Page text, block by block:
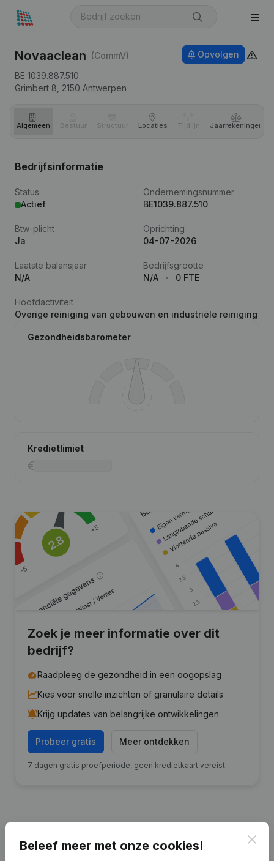
Novaaclean (CommV)
BE 1039.887.510
Grimbert 8, 2150 Antwerpen
Opvolgen
Algemeen Bestuur Structuur Locaties Tijdlijn Jaar­rekeningen
Bedrijfsinformatie
Status
Actief
Ondernemingsnummer
BE1039.887.510
Btw-plicht
Ja
Oprichting
04-07-2026
Laatste balansjaar
N/A
Bedrijfsgrootte
N/A
0 FTE
Hoofdactiviteit
Overige reiniging van gebouwen en industriële reiniging
Gezondheidsbarometer
Kredietlimiet
Zoek je meer informatie over dit
bedrijf?
Raadpleeg de gezondheid in een oogopslag
Kies voor snelle inzichten of granulaire details
Krijg updates van belangrijke ontwikkelingen
Probeer gratis Meer ontdekken
7 dagen gratis proefperiode, geen kredietkaart vereist.
Publicatiesvan Novaaclean
Beleef meer met onze cookies!